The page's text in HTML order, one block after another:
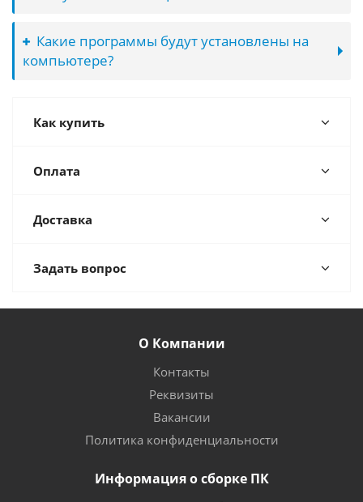
Какие программы будут установлены на
компьютере?
Как купить
Оплата
Доставка
Задать вопрос
О Компании
Контакты
Реквизиты
Вакансии
Политика конфиденциальности
Информация о сборке ПК